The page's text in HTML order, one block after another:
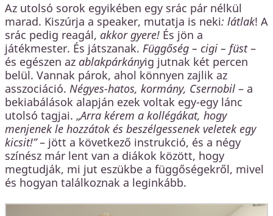
Az utolsó sorok egyikében egy srác pár nélkül
marad. Kiszúrja a speaker, mutatja is neki: látlak! A
srác pedig reagál, akkor gyere! És jön a
játékmester. És játszanak. Függőség – cigi – füst–
és egészen az ablakpárkányig jutnak két percen
belül. Vannak párok, ahol könnyen zajlik az
asszociáció. Négyes-hatos, kormány, Csernobil – a
bekiabálások alapján ezek voltak egy-egy lánc
utolsó tagjai. „Arra kérem a kollégákat, hogy
menjenek le hozzátok és beszélgessenek veletek egy
kicsit!”– jött a következő instrukció, és a négy
színész már lent van a diákok között, hogy
megtudják, mi jut eszükbe a függőségekről, mivel
és hogyan találkoznak a leginkább.